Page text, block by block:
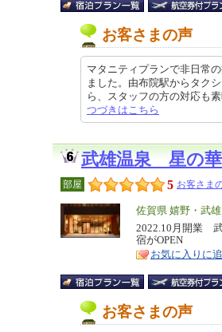
お客さまの声
マタニティプランで非日常
ました。由布院駅からタク
ら、スタッフの方の対応も
つづきはこちら
武雄温泉 星の華
部屋 5 お客さま
エ
リ
ア
佐賀県 嬉野・武
特
徴
2022.10月開業
宿がOPEN
お気に入りに
お客さまの声